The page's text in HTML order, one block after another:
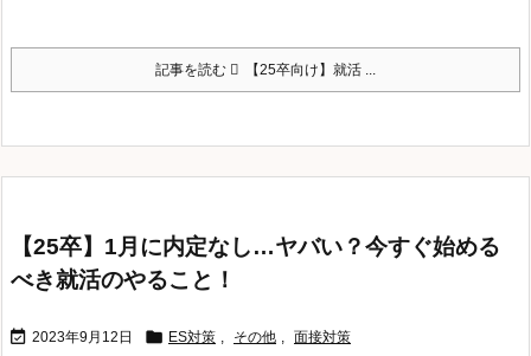
記事を読む 【25卒向け】就活 ...
【25卒】1月に内定なし…ヤバい？今すぐ始める
べき就活のやること！
 2023年9月12日  ES対策 その他 面接対策